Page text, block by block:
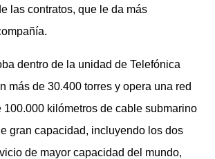
las contratos, que le da más
dentro de la unidad de Telefónica
más de 30.400 torres y opera una red
100.000 kilómetros de cable submarino
gran capacidad, incluyendo los dos
de mayor capacidad del mundo,